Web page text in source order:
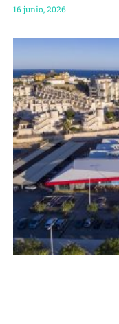
16 junio, 2026